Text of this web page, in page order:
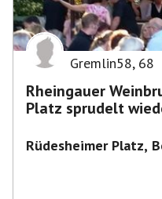
Gremlin58, 68
Rheingauer
Platz sprudelt
Rüdesheimer Platz,